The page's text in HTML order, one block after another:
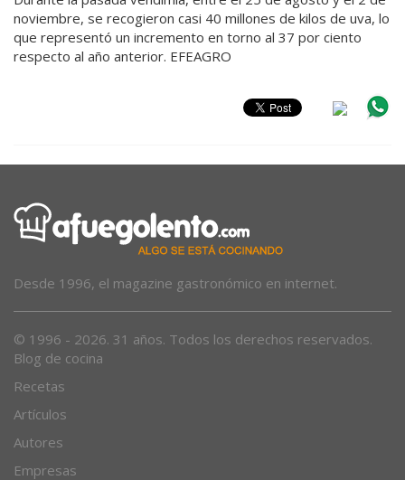
noviembre, se recogieron casi 40 millones de kilos de uva, lo
que representó un incremento en torno al 37 por ciento
respecto al año anterior. EFEAGRO
Desde 1996, el magazine gastronómico en internet.
© 1996 - 2026. 31 años. Todos los derechos reservados.
Blog de cocina
Recetas
Artículos
Autores
Empresas